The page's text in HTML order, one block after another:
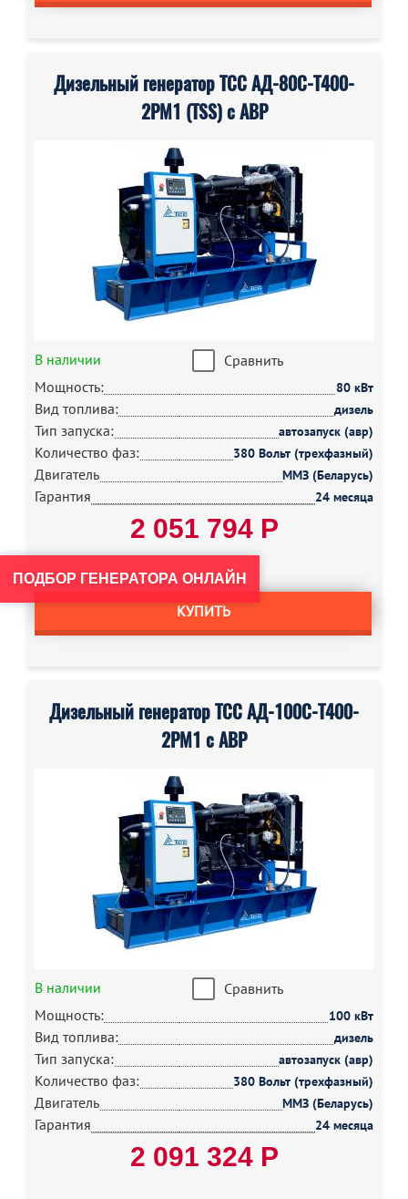
Дизельный генератор ТСС АД-80С-Т400-
2РМ1 (TSS) с АВР
В наличии
Сравнить
Мощность:
80 кВт
Вид топлива: дизель
Тип запуска: автозапуск (авр)
Количество фаз: 380 Вольт (трехфазный)
Двигатель ММЗ (Беларусь)
Гарантия 24 месяца
2 051 794 Р
КУПИТЬ
Дизельный генератор ТСС АД-100С-Т400-
2РМ1 с АВР
В наличии
Сравнить
Мощность:
100 кВт
Вид топлива: дизель
Тип запуска: автозапуск (авр)
Количество фаз: 380 Вольт (трехфазный)
Двигатель ММЗ (Беларусь)
Гарантия 24 месяца
2 091 324 Р
ПОДБОР ГЕНЕРАТОРА ОНЛАЙН